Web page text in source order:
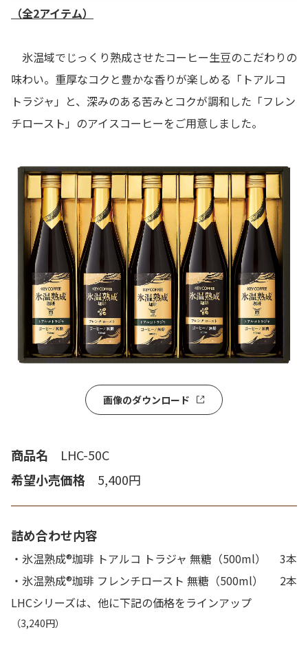
（全2アイテム）
氷温域でじっくり熟成させたコーヒー生豆のこだわりの
味わい。重厚なコクと豊かな香りが楽しめる「トアルコ
トラジャ」と、深みのある苦みとコクが調和した「フレン
チロースト」のアイスコーヒーをご用意しました。
画像のダウンロード
商品名 LHC-50C
希望小売価格 5,400円
詰め合わせ内容
・氷温熟成®珈琲 トアルコ トラジャ 無糖（500ml）
3本
・氷温熟成®珈琲 フレンチロースト 無糖（500ml）
2本
LHCシリーズは、他に下記の価格をラインアップ
（3,240円）